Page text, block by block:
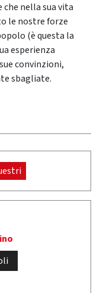
nella sua vita
le nostre forze
(è questa la
esperienza
convinzioni,
sbagliate.